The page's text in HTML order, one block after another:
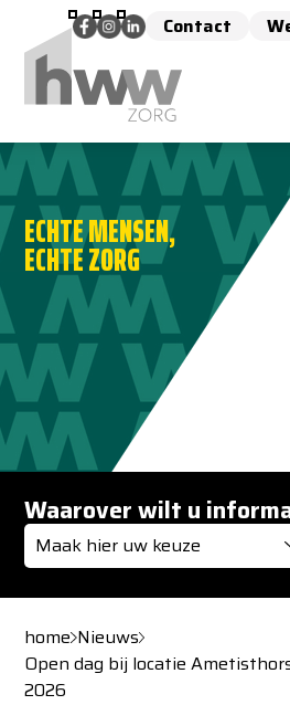
Contact
ECHTE MENSEN,
ECHTE ZORG
Waarover wilt u
Maak hier uw keuze
home Nieuws
Open dag bij locatie
2026